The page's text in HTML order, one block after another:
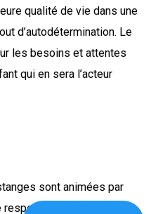
qualité de vie dans une
d’autodétermination. Le
les besoins et attentes
qui en sera l’acteur
sont animées par
de créativité,